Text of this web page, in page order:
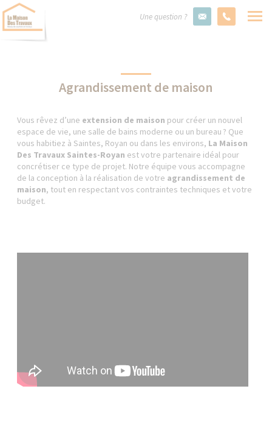
Une question ?
Agrandissement de maison
Vous rêvez d’une extension de maison pour créer un nouvel
espace de vie, une salle de bains moderne ou un bureau ? Que
vous habitiez à Saintes, Royan ou dans les environs, La Maison
Des Travaux Saintes-Royan est votre partenaire idéal pour
concrétiser ce type de projet. Notre équipe vous accompagne
de la conception à la réalisation de votre agrandissement de
maison, tout en respectant vos contraintes techniques et votre
budget.